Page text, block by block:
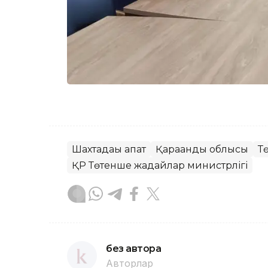
Шахтадағы апат Қарағанды облысы
ҚР Төтенше жағдайлар министрлігі
без автора
Авторлар